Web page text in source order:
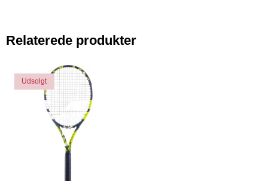
Relaterede produkter
Udsolgt